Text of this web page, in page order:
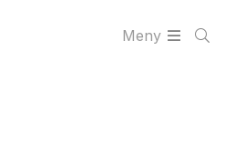
Meny